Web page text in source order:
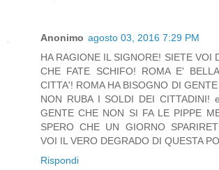
Anonimo agosto 03, 2016 7:29 PM
HA RAGIONE IL SIGNORE! SIETE VOI
CHE FATE SCHIFO! ROMA E'
CITTA'! ROMA HA BISOGNO DI
NON RUBA I SOLDI DEI CITTADINI!
GENTE CHE NON SI FA LE PIPPE
SPERO CHE UN GIORNO
VOI IL VERO DEGRADO DI QUESTA
Rispondi